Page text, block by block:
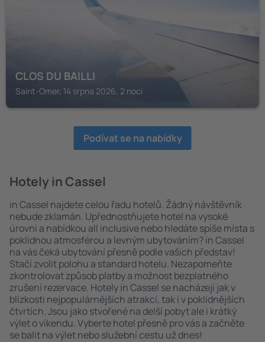
CLOS DU BAILLI
Saint-Omer, 14 srpna 2026, 2 noci
Podívat se na nabídky
Hotely in Cassel
in Cassel najdete celou řadu hotelů. Žádný návštěvník
nebude zklamán. Upřednostňujete hotel na vysoké
úrovni a nabídkou all inclusive nebo hledáte spíše místa s
poklidnou atmosférou a levným ubytováním? in Cassel
na vás čeká ubytování přesně podle vašich představ!
Stačí zvolit polohu a standard hotelu. Nezapomeňte
zkontrolovat způsob platby a možnost bezplatného
zrušení rezervace. Hotely in Cassel se nacházejí jak v
blízkosti nejpopulárnějších atrakcí, tak i v poklidnějších
čtvrtích. Jsou jako stvořené na delší pobyt ale i krátký
výlet o víkendu. Vyberte hotel přesně pro vás a začněte
se balit na výlet nebo služební cestu už dnes!